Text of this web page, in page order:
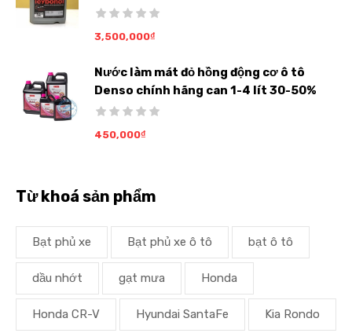
3,500,000₫
Nước làm mát đỏ hồng động cơ ô tô
Denso chính hãng can 1-4 lít 30-50%
450,000₫
Từ khoá sản phẩm
Bạt phủ xe Bạt phủ xe ô tô bạt ô tô
dầu nhớt gạt mưa Honda
Honda CR-V Hyundai SantaFe Kia Rondo